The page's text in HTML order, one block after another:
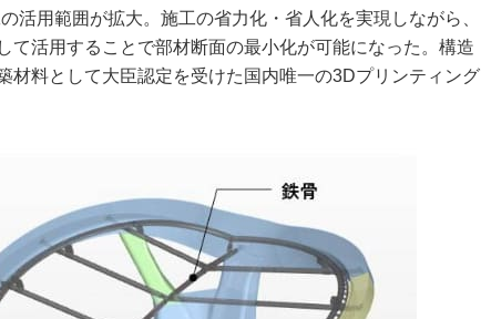
活用範囲が拡大。施工の省力化・省人化を実現しながら、
て活用することで部材断面の最小化が可能になった。構造
材料として大臣認定を受けた国内唯一の3Dプリンティング